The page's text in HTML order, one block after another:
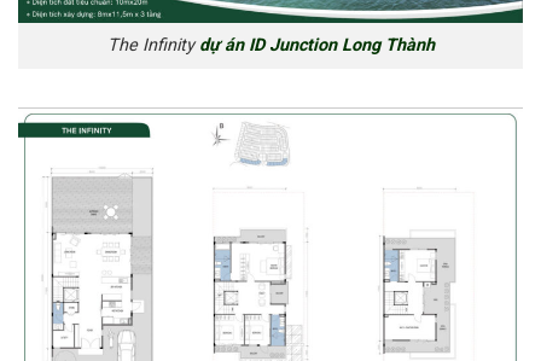
The Infinitydự án ID Junction Long Thành